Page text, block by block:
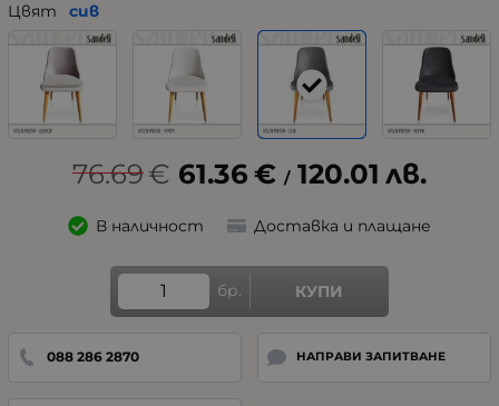
Цвят
сив
76.69€ 61.36 € / 120.01 лв.
В наличност Доставка и плащане
бр. КУПИ
088 286 2870 НАПРАВИ ЗАПИТВАНЕ